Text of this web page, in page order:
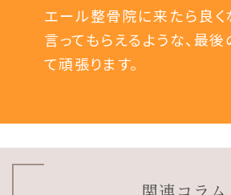
エール整骨院に来たら良く
言ってもらえるような、最
て頑張ります。